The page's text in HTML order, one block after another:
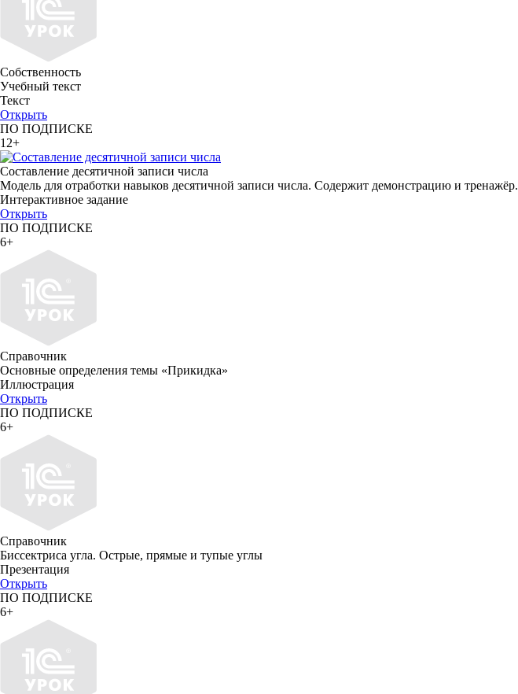
Собственность
Учебный текст
Текст
Открыть
ПО ПОДПИСКЕ
12+
Составление десятичной записи числа
Модель для отработки навыков десятичной записи числа. Содержит демонстрацию и тренажёр.
Интерактивное задание
Открыть
ПО ПОДПИСКЕ
6+
Справочник
Основные определения темы «Прикидка»
Иллюстрация
Открыть
ПО ПОДПИСКЕ
6+
Справочник
Биссектриса угла. Острые, прямые и тупые углы
Презентация
Открыть
ПО ПОДПИСКЕ
6+